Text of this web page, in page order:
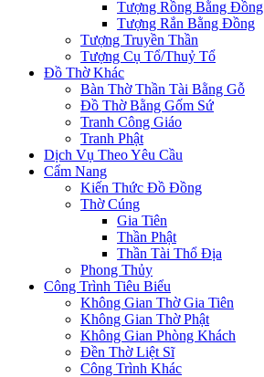
Tượng Rồng Bằng Đồng
Tượng Rắn Bằng Đồng
Tượng Truyền Thần
Tượng Cụ Tổ/Thuỷ Tổ
Đồ Thờ Khác
Bàn Thờ Thần Tài Bằng Gỗ
Đồ Thờ Bằng Gốm Sứ
Tranh Công Giáo
Tranh Phật
Dịch Vụ Theo Yêu Cầu
Cẩm Nang
Kiến Thức Đồ Đồng
Thờ Cúng
Gia Tiên
Thần Phật
Thần Tài Thổ Địa
Phong Thủy
Công Trình Tiêu Biểu
Không Gian Thờ Gia Tiên
Không Gian Thờ Phật
Không Gian Phòng Khách
Đền Thờ Liệt Sĩ
Công Trình Khác